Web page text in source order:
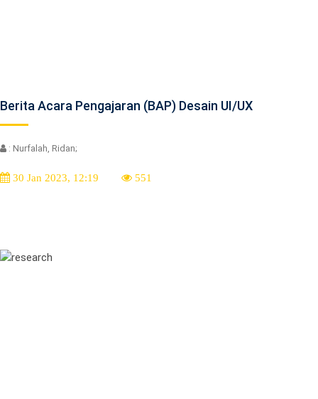
Berita Acara Pengajaran (BAP) Desain UI/UX
: Nurfalah, Ridan;
30 Jan 2023, 12:19 551